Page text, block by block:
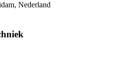
Nederland